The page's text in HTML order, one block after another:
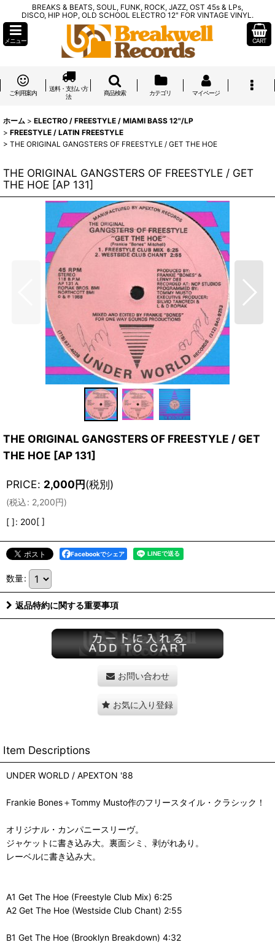
BREAKS & BEATS, SOUL, FUNK, ROCK, JAZZ, OST 45s & LPs,
DISCO, HIP HOP, OLD SCHOOL ELECTRO 12" FOR VINTAGE VINYL.
メニュー CART
ご利用案内
送料・支払い方
法
商品検索 カテゴリ マイページ
ホーム > ELECTRO / FREESTYLE / MIAMI BASS 12"/LP
> FREESTYLE / LATIN FREESTYLE
> THE ORIGINAL GANGSTERS OF FREESTYLE / GET THE HOE
THE ORIGINAL GANGSTERS OF FREESTYLE / GET
THE HOE [AP 131]
THE ORIGINAL GANGSTERS OF FREESTYLE / GET
THE HOE [AP 131]
PRICE: 2,000円(税別)
(税込: 2,200円)
[ ]: 200[ ]
Facebookでシェア
数量:
返品特約に関する重要事項
お問い合わせ
お気に入り登録
Item Descriptions
UNDER WORLD / APEXTON '88
Frankie Bones＋Tommy Musto作のフリースタイル・クラシック！
オリジナル・カンパニースリーヴ。
ジャケットに書き込み大。裏面シミ、剥がれあり。
レーベルに書き込み大。
A1 Get The Hoe (Freestyle Club Mix) 6:25
A2 Get The Hoe (Westside Club Chant) 2:55
B1 Get The Hoe (Brooklyn Breakdown) 4:32